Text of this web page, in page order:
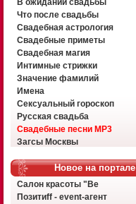
В ожидании свадьбы
Что после свадьбы
Свадебная астрология
Свадебные приметы
Свадебная магия
Интимные стрижки
Значение фамилий
Имена
Сексуальный гороскоп
Русская свадьба
Свадебные песни MP3
Загсы Москвы
Новое на портале
Салон красоты "Ве
Позитиff - event-агент